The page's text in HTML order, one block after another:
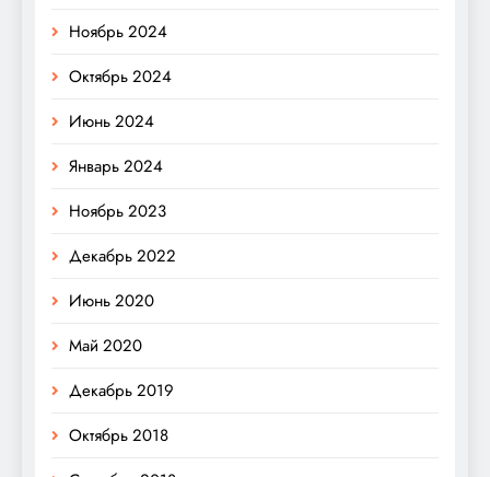
Ноябрь 2024
Октябрь 2024
Июнь 2024
Январь 2024
Ноябрь 2023
Декабрь 2022
Июнь 2020
Май 2020
Декабрь 2019
Октябрь 2018